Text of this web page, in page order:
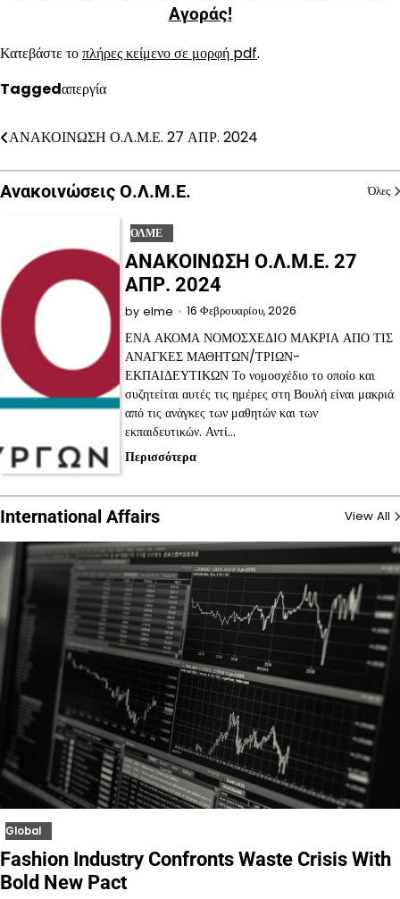
Αγοράς!
Κατεβάστε τοπλήρες κείμενο σε μορφή pdf.
Taggedαπεργία
Πλοήγηση
άρθρων
ΑΝΑΚΟΙΝΩΣΗ Ο.Λ.Μ.Ε. 27 ΑΠΡ. 2024
Ανακοινώσεις Ο.Λ.Μ.Ε. Όλες
ΟΛΜΕ
ΑΝΑΚΟΙΝΩΣΗ Ο.Λ.Μ.Ε. 27
ΑΠΡ. 2024
by elme 16 Φεβρουαρίου, 2026
ΕΝΑ ΑΚΟΜΑ ΝΟΜΟΣΧΕΔΙΟ ΜΑΚΡΙΑ ΑΠΟ ΤΙΣ
ΑΝΑΓΚΕΣ ΜΑΘΗΤΩΝ/ΤΡΙΩΝ-
ΕΚΠΑΙΔΕΥΤΙΚΩΝ Το νομοσχέδιο το οποίο και
συζητείται αυτές τις ημέρες στη Βουλή είναι μακριά
από τις ανάγκες των μαθητών και των
εκπαιδευτικών. Αντί…
Περισσότερα
International Affairs View All
Global
Fashion Industry Confronts Waste Crisis With
Bold New Pact